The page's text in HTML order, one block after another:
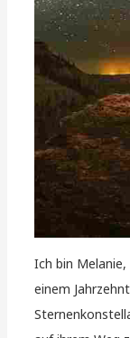
Ich bin
einem